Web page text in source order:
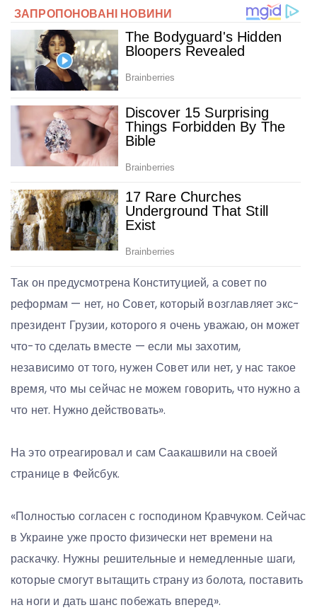
Так он предусмотрена Конституцией, а совет по
реформам — нет, но Совет, который возглавляет экс-
президент Грузии, которого я очень уважаю, он может
что-то сделать вместе — если мы захотим,
независимо от того, нужен Совет или нет, у нас такое
время, что мы сейчас не можем говорить, что нужно а
что нет. Нужно действовать».
На это отреагировал и сам Саакашвили на своей
странице в Фейсбук.
«Полностью согласен с господином Кравчуком. Сейчас
в Украине уже просто физически нет времени на
раскачку. Нужны решительные и немедленные шаги,
которые смогут вытащить страну из болота, поставить
на ноги и дать шанс побежать вперед».